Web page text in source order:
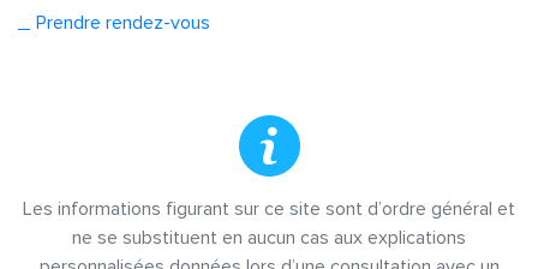
Prendre rendez-vous
Les informations figurant sur ce site sont d’ordre général et
ne se substituent en aucun cas aux explications